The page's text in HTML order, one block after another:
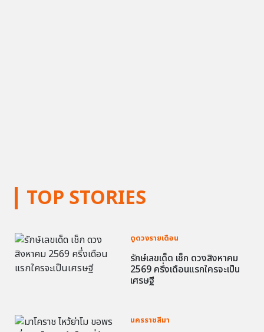
TOP STORIES
ดูดวงรายเดือน
รักษ์เลขเด็ด เช็ก ดวงสิงหาคม
2569 ครึ่งเดือนแรกใครจะเป็น
เศรษฐี
นครราชสีมา